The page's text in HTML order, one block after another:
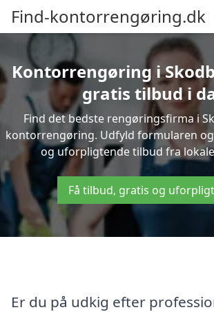
Find-kontorrengøring.dk
Kontorrengøring i
gratis tilbud i
Find det bedste rengøringsfirma i
kontorrengøring. Udfyld formularen
og uforpligtende tilbud fra
Få tilbud, gratis og
Er du på udkig efter